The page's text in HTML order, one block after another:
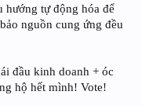
hướng tự động hóa để
nguồn cung ứng đều
đầu kinh doanh + óc
hộ hết mình! Vote!